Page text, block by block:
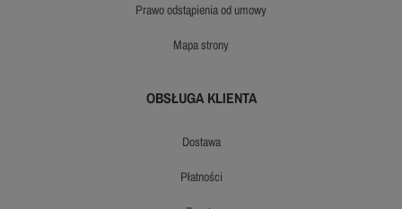
prawo odstąpienia od umowy
mapa strony
OBSŁUGA KLIENTA
dostawa
płatności